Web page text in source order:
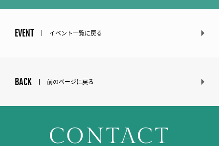
EVENT イベント一覧に戻る
BACK 前のページに戻る
CONTACT